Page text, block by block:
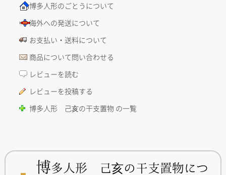
博多人形のごとうについて
海外への発送について
お支払い・送料について
商品について問い合わせる
レビューを読む
レビューを投稿する
博多人形 己亥の干支置物 の一覧
博多人形 己亥の干支置物につ